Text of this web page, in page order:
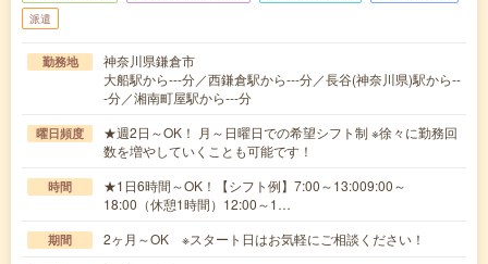
派遣
勤務地
神奈川県鎌倉市
大船駅から---分／西鎌倉駅から---分／長谷(神奈川県)駅から--
-分／湘南町屋駅から---分
曜日頻度
★週2日～OK！ 月～日曜日での希望シフト制 ※徐々に勤務回
数を増やしていくことも可能です！
時間
★1日6時間～OK！【シフト例】7:00～13:009:00～
18:00（休憩1時間）12:00～1…
期間 2ヶ月～OK ※スタート日はお気軽にご相談ください！